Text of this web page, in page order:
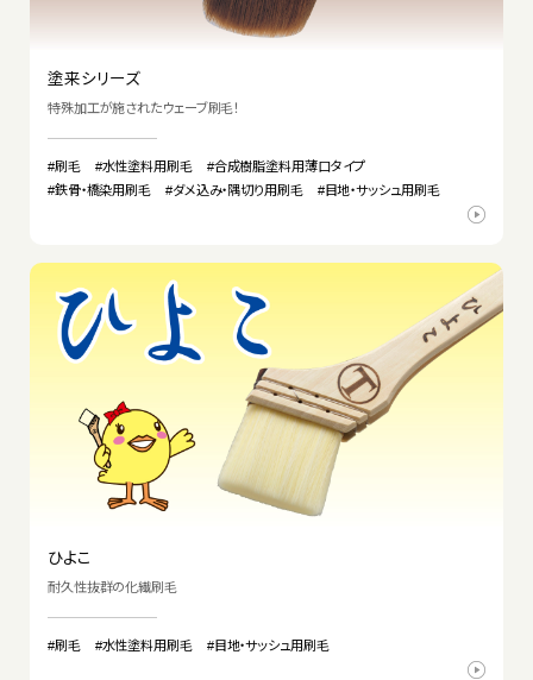
塗来シリーズ
特殊加工が施されたウェーブ刷毛！
#刷毛 #水性塗料用刷毛
#合成樹脂塗料用薄口タイプ
#鉄骨・橋染用刷毛
#ダメ込み・隅切り用刷毛 #目地・サッシュ用刷毛
ひよこ
耐久性抜群の化繊刷毛
#刷毛 #水性塗料用刷毛 #目地・サッシュ用刷毛